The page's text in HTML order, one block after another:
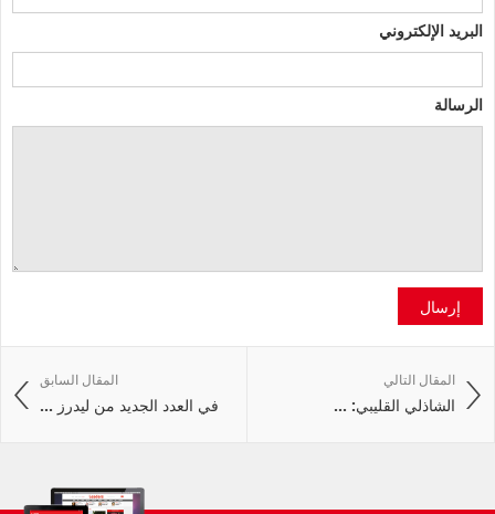
البريد الإلكتروني
الرسالة
إرسال
المقال السابق
في العدد الجديد من ليدرز ...
المقال التالي
الشاذلي القليبي: ...